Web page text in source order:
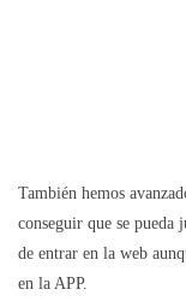
También hemos
conseguir que se pueda
de entrar en la web
en la APP.